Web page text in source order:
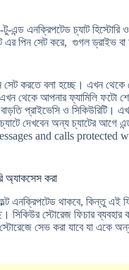
টু-এন্ড এনক্রিপটেড চ্যাট
এর পিন সেট করে, গুগল ড্রাইভ
করতে বলা হচ্ছে। এখন থেকে
থেকে আপনার ফ্যামিলি ফটো
প্রাইভেসি ও সিকিউরিটি।
দেখবেন অন্য চ্যাটের আগে
and calls
অ্যাকসেস করা
এনক্রিপটেড থাকবে, কিন্তু এই
স্টোরেজ ফিচার ব্যবহার
স্টোরেজে সেভ করা যাবে যা একে